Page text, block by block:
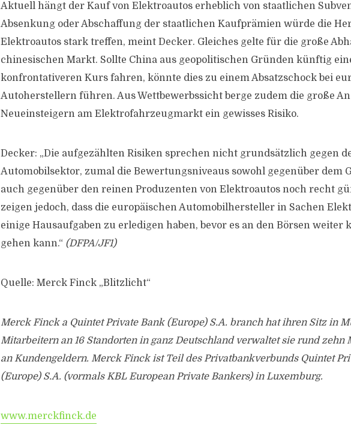
Aktuell hängt der Kauf von Elektroautos erheblich von staatlichen
Absenkung oder Abschaffung der staatlichen Kaufprämien würde die
Elektroautos stark treffen, meint Decker. Gleiches gelte für die große
chinesischen Markt. Sollte China aus geopolitischen Gründen künftig
konfrontativeren Kurs fahren, könnte dies zu einem Absatzschock bei
Autoherstellern führen. Aus Wettbewerbssicht berge zudem die große
Neueinsteigern am Elektrofahrzeugmarkt ein gewisses Risiko.
Decker: „Die aufgezählten Risiken sprechen nicht grundsätzlich gegen
Automobilsektor, zumal die Bewertungsniveaus sowohl gegenüber dem
auch gegenüber den reinen Produzenten von Elektroautos noch recht
zeigen jedoch, dass die europäischen Automobilhersteller in Sachen
einige Hausaufgaben zu erledigen haben, bevor es an den Börsen weiter
gehen kann.“ (DFPA/JF1)
Quelle: Merck Finck „Blitzlicht“
Merck Finck a Quintet Private Bank (Europe) S.A. branch hat ihren Sitz in
Mitarbeitern an 16 Standorten in ganz Deutschland verwaltet sie rund zehn
an Kundengeldern. Merck Finck ist Teil des Privatbankverbunds Quintet
(Europe) S.A. (vormals KBL European Private Bankers) in Luxemburg.
www.merckfinck.de